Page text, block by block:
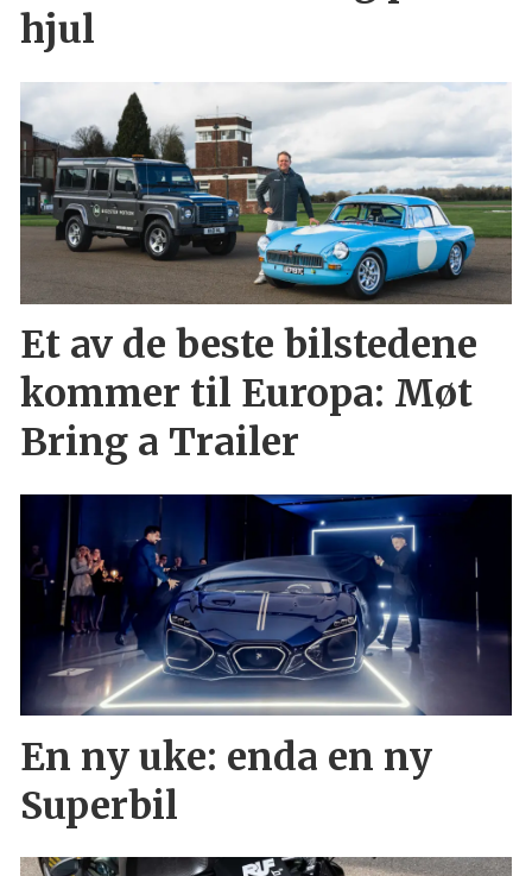
hjul
Et av de beste bilstedene
kommer til Europa: Møt
Bring a Trailer
En ny uke: enda en ny
Superbil